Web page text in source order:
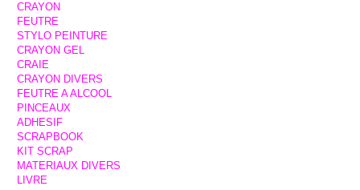
CRAYON
FEUTRE
STYLO PEINTURE
CRAYON GEL
CRAIE
CRAYON DIVERS
FEUTRE A ALCOOL
PINCEAUX
ADHESIF
SCRAPBOOK
KIT SCRAP
MATERIAUX DIVERS
LIVRE